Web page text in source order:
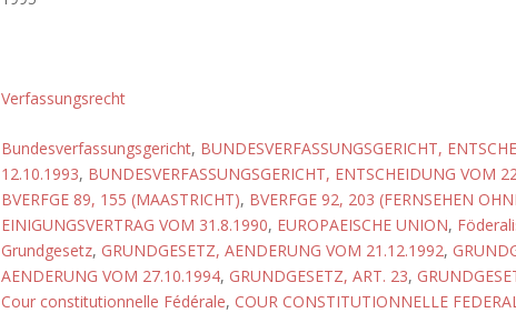
Verfassungsrecht
Bundesverfassungsgericht, BUNDESVERFASSUNGSGERICHT,
12.10.1993, BUNDESVERFASSUNGSGERICHT, ENTSCHEIDUNG VOM
BVERFGE 89, 155 (MAASTRICHT), BVERFGE 92, 203 (FERNSEHEN
EINIGUNGSVERTRAG VOM 31.8.1990, EUROPAEISCHE UNION,
Grundgesetz, GRUNDGESETZ, AENDERUNG VOM 21.12.1992,
AENDERUNG VOM 27.10.1994, GRUNDGESETZ, ART. 23,
Cour constitutionnelle Fédérale, COUR CONSTITUTIONNELLE